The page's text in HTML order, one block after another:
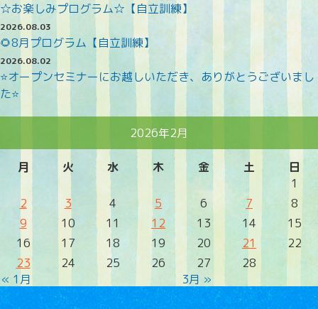
☆お楽しみプログラム☆【自立訓練】
2026.08.03
🌻8月プログラム【自立訓練】
2026.08.02
⭐オープンセミナーにお越しいただき、ありがとうございまし
た⭐
2026年2月
月 火 水 木 金 土 日
« 1月 3月 »
1
2
3 4 5 6 7
8
9
10 11 12 13 14
15
16
17 18 19 20 21
22
23
24 25 26 27 28